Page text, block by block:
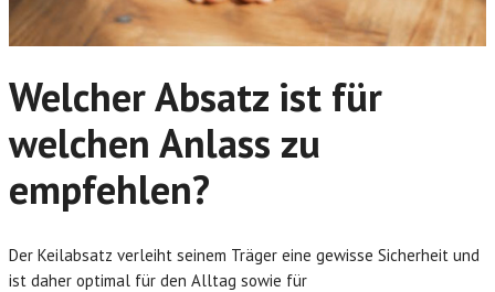
Welcher Absatz ist für
welchen Anlass zu
empfehlen?
Der Keilabsatz verleiht seinem Träger eine gewisse Sicherheit und
ist daher optimal für den Alltag sowie für